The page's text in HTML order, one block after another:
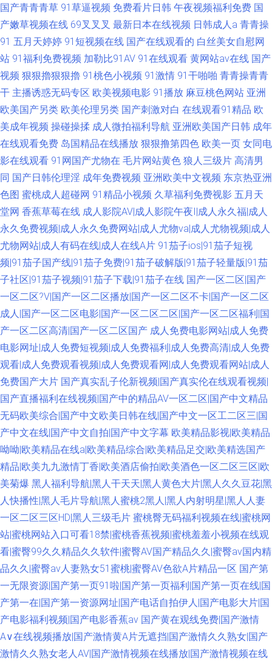
国产青青青草 91草逼视频 免费看片日韩 午夜视频福利免费 国
产嫩草视频在线 69叉叉叉 最新日本在线视频 日韩成人a 青青操
91 五月天婷婷 91短视频在线 国产在线观看的 白丝美女自慰网
站 91福利免费视频 加勒比91AV 91在线观看 黄网站av在线 国产
视频 狠狠擼狠狠擼 91桃色小视频 91激情 91干啪啪 青青操青青
干 主播诱惑无码专区 欧美视频电影 91播放 麻豆桃色网站 亚洲
欧美国产另类 欧美伦理另类 国产刺激对白 在线观看91精品 欧
美成年视频 操碰操揉 成人微拍福利导航 亚洲欧美国产日韩 成年
在线观看免费 岛国精品在线播放 狠狠撸第四色 欧美一页 女同电
影在线观看 91网国产尤物在 毛片网站黄色 狼人三级片 高清男
同 国产日韩伦理淫 成年免费视频 亚洲欧美中文视频 东京热亚洲
色图 蜜桃成人超碰网 91精品小视频 久草福利免费视影 五月天
堂网 香蕉草莓在线 成人影院AV|成人影院午夜I|成人永久福|成人
永久免费视频|成人永久免费网站|成人尤物va|成人尤物视频|成人
尤物网站|成人有码在线|成人在线A片 91茄子ios|91茄子短视
频|91茄子国产线|91茄子免费|91茄子破解版|91茄子轻量版|91茄
子社区|91茄子视频|91茄子下载|91茄子在线 国产一区二区|国产
一区二区?V|国产一区二区播放|国产一区二区不卡|国产一区二区
成人|国产一区二区电影|国产一区二区二区|国产一区二区福利|国
产一区二区高清|国产一区二区国产 成人免费电影网站|成人免费
电影网址|成人免费短视频|成人免费福利|成人免费高清|成人免费
观看|成人免费观看视频|成人免费观看网|成人免费观看网站|成人
免费国产大片 国产真实乱子伦新视频|国产真实伦在线观看视频|
国产直播福利在线视频|国产中的精品AV一区二区|国产中文精品
无码欧美综合|国产中文欧美日韩在线|国产中文一区工二区三|国
产中文在线|国产中文自拍|国产中文字幕 欧美精品影视|欧美精品
呦呦|欧美精品在线a|欧美精品综合|欧美精品足交|欧美精选国产
精品|欧美九九激情丁香|欧美酒店偷拍|欧美酒色一区二区三区|欧
美菊爆 黑人福利导航|黑人干天天|黑人黄色大片|黑人久久豆花|黑
人快播性|黑人毛片导航|黑人蜜桃2黑人|黑人内射明星|黑人人妻
一区二区三区HD|黑人三级毛片 蜜桃臀无码福利视频在线|蜜桃网
站|蜜桃网站入口可看18禁|蜜桃香蕉视频|蜜桃羞羞小视频在线观
看|蜜臀99久久精品久久软件|蜜臀AV国产精品久久|蜜臀av国内精
品久久|蜜臀av人妻熟女51蜜桃|蜜臀AV色欲A片精品一区 国产第
一无限资源|国产第一页91啦|国产第一页福利|国产第一页在线|国
产第一在|国产第一资源网址|国产电话自拍伊人|国产电影大片|国
产电影福利视频|国产电影香蕉av 国产黄在观线免费|国产激情
A∨在线视频播放|国产激情黄A片无遮挡|国产激情久久熟女|国产
激情久久熟女老人AV|国产激情视频在线播放|国产激情视频在线